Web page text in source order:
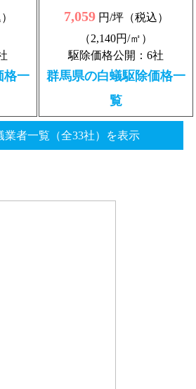
格一
7,059円/坪（税込）
（2,140円/㎡）
駆除価格公開：6社
群馬県の白蟻駆除価格一
覧
業者一覧（全33社）を表示